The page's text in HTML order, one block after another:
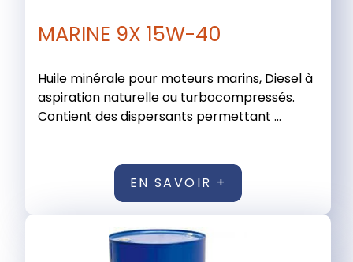
MARINE 9X 15W-40
Huile minérale pour moteurs marins, Diesel à
aspiration naturelle ou turbocompressés.
Contient des dispersants permettant ...
EN SAVOIR +